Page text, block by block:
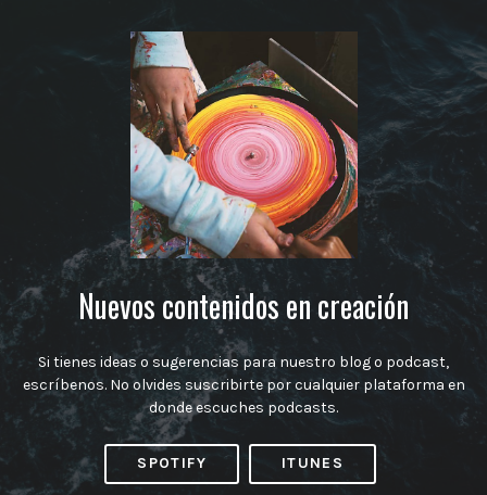
Nuevos contenidos en creación
Si tienes ideas o sugerencias para nuestro blog o podcast,
escríbenos. No olvides suscribirte por cualquier plataforma en
donde escuches podcasts.
SPOTIFY ITUNES